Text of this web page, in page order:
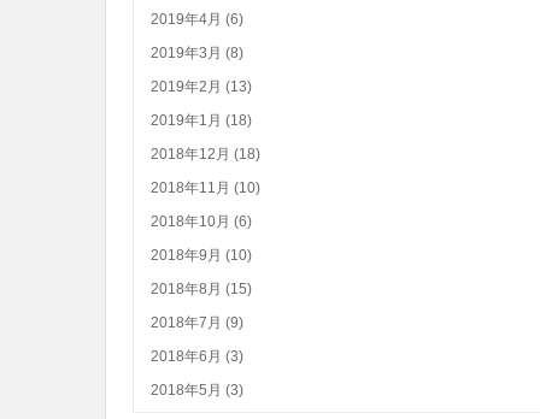
2019年4月 (6)
2019年3月 (8)
2019年2月 (13)
2019年1月 (18)
2018年12月 (18)
2018年11月 (10)
2018年10月 (6)
2018年9月 (10)
2018年8月 (15)
2018年7月 (9)
2018年6月 (3)
2018年5月 (3)